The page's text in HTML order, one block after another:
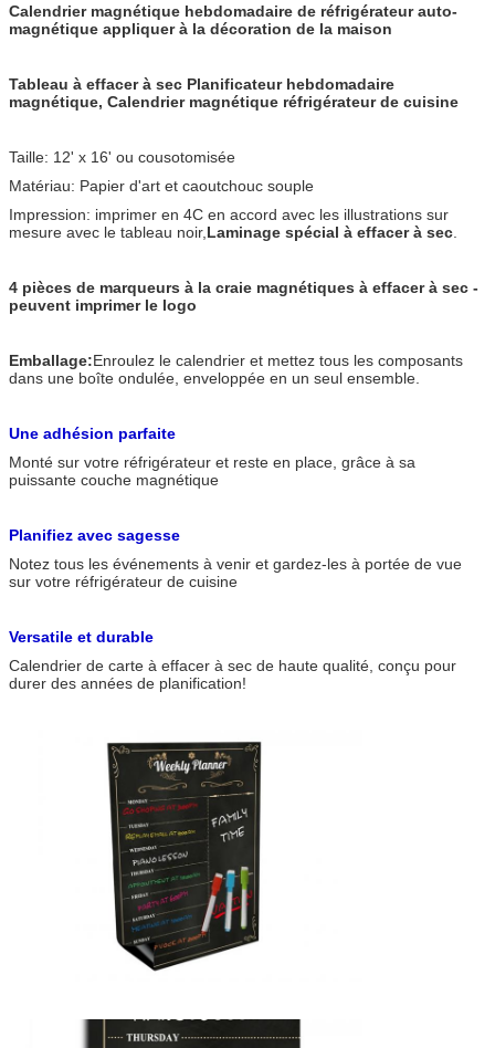
Calendrier magnétique hebdomadaire de réfrigérateur auto-
magnétique appliquer à la décoration de la maison
Tableau à effacer à sec Planificateur hebdomadaire
magnétique, Calendrier magnétique réfrigérateur de cuisine
Taille: 12' x 16' ou cousotomisée
Matériau: Papier d'art et caoutchouc souple
Impression: imprimer en 4C en accord avec les illustrations sur
mesure avec le tableau noir, Laminage spécial à effacer à sec
4 pièces de marqueurs à la craie magnétiques à effacer à sec -
peuvent imprimer le logo
Emballage:Enroulez le calendrier et mettez tous les composants
dans une boîte ondulée, enveloppée en un seul ensemble.
Une adhésion parfaite
Monté sur votre réfrigérateur et reste en place, grâce à sa
puissante couche magnétique
Planifiez avec sagesse
Notez tous les événements à venir et gardez-les à portée de vue
sur votre réfrigérateur de cuisine
Versatile et durable
Calendrier de carte à effacer à sec de haute qualité, conçu pour
durer des années de planification!